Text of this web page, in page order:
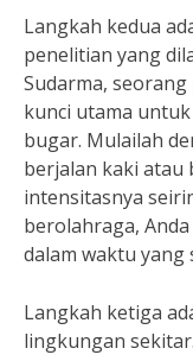
Langkah kedua
penelitian yang
Sudarma,
kunci utama
bugar. Mulailah
berjalan kaki atau
intensitasnya
berolahraga,
dalam waktu yang
Langkah ketiga
lingkungan